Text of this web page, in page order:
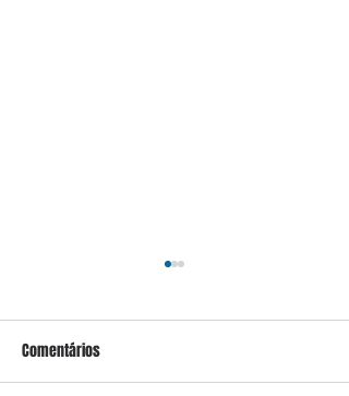
Comentários